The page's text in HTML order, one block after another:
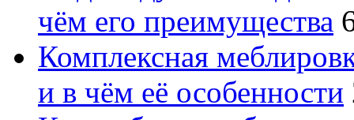
чём его преимущества
Комплексная
и в чём её особенности